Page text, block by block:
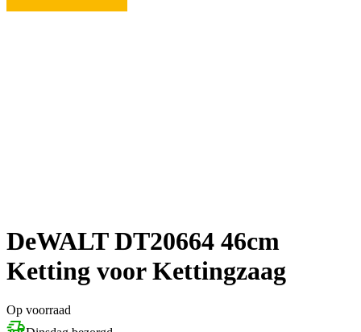
DeWALT DT20664 46cm
Ketting voor Kettingzaag
Op voorraad